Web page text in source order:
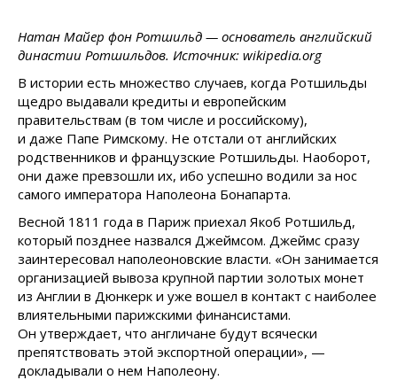
Натан Майер фон Ротшильд — основатель английский
династии Ротшильдов. Источник: wikipedia.org
В истории есть множество случаев, когда Ротшильды
щедро выдавали кредиты и европейским
правительствам (в том числе и российскому),
и даже Папе Римскому. Не отстали от английских
родственников и французские Ротшильды. Наоборот,
они даже превзошли их, ибо успешно водили за нос
самого императора Наполеона Бонапарта.
Весной 1811 года в Париж приехал Якоб Ротшильд,
который позднее назвался Джеймсом. Джеймс сразу
заинтересовал наполеоновские власти. «Он занимается
организацией вывоза крупной партии золотых монет
из Англии в Дюнкерк и уже вошел в контакт с наиболее
влиятельными парижскими финансистами.
Он утверждает, что англичане будут всячески
препятствовать этой экспортной операции», —
докладывали о нем Наполеону.